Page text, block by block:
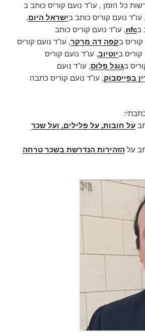
כל הזמן , עו"ד נועם קוריס כותב ב
, עו"ד נועם קוריס כותב בישראל היום,
בnfc, עו"ד נועם קוריס כותב
קוריס בקפה דה מרקר, עו"ד נועם קוריס
קוריס ביוטיוב, עו"ד נועם קוריס
בגוגל פלוס, עו"ד נועם
בפייסבוק, עו"ד נועם קוריס כתבה
על חובות, על פלילים, ועל שכר
על הזהירות הנדרשת בשכר טרחה